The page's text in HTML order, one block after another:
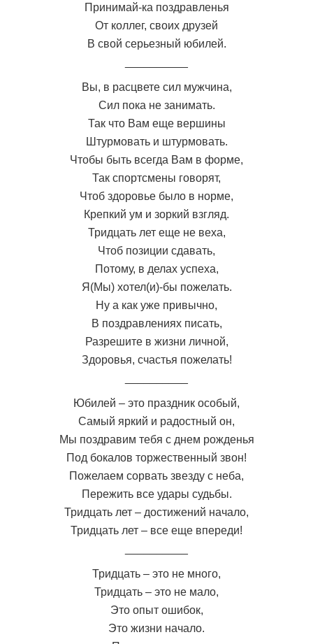
Принимай-ка поздравленья
От коллег, своих друзей
В свой серьезный юбилей.
Вы, в расцвете сил мужчина,
Сил пока не занимать.
Так что Вам еще вершины
Штурмовать и штурмовать.
Чтобы быть всегда Вам в форме,
Так спортсмены говорят,
Чтоб здоровье было в норме,
Крепкий ум и зоркий взгляд.
Тридцать лет еще не веха,
Чтоб позиции сдавать,
Потому, в делах успеха,
Я(Мы) хотел(и)-бы пожелать.
Ну а как уже привычно,
В поздравлениях писать,
Разрешите в жизни личной,
Здоровья, счастья пожелать!
Юбилей – это праздник особый,
Самый яркий и радостный он,
Мы поздравим тебя с днем рожденья
Под бокалов торжественный звон!
Пожелаем сорвать звезду с неба,
Пережить все удары судьбы.
Тридцать лет – достижений начало,
Тридцать лет – все еще впереди!
Тридцать – это не много,
Тридцать – это не мало,
Это опыт ошибок,
Это жизни начало.